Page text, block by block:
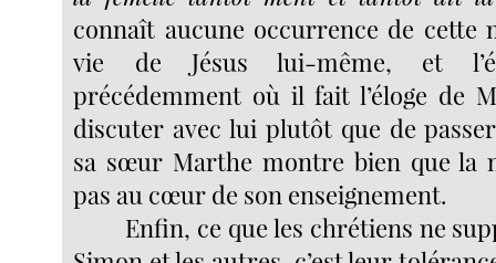
connaît aucune occurrence de cette
vie de Jésus lui-même, et
précédemment où il fait l’éloge de
discuter avec lui plutôt que de
sa sœur Marthe montre bien que la
pas au cœur de son enseignement.
Enfin, ce que les chrétiens ne